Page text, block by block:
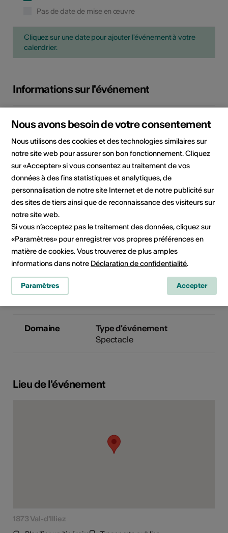
Pas de date de mise en œuvre
Cliquez sur une date pour ajouter l'événement à votre
calendrier.
Informations sur l'événement
Localisation
Les lieux varient selon les
dates
1873 Val-d'Illiez
Organisateur
Champéry Tourisme
Rue du Village 54
1874 Champéry
+41 (0)24 479 05 50
Cet événement a été annoncé
via la plateformeguidle.com
vous avez des question sur
l'événement, veuillez contacter
l'organisateur ou l'office du
Domaine
Type d'événement
Spectacle
Lieu de l'événement
1873 Val-d'Illiez
Nous avons besoin de votre consentement
Nous utilisons des cookies et des technologies similaires sur
notre site web pour assurer son bon fonctionnement. Cliquez
sur «Accepter» si vous consentez au traitement de vos
données à des fins statistiques et analytiques, de
personnalisation de notre site Internet et de notre publicité sur
des sites de tiers ainsi que de reconnaissance des visiteurs sur
notre site web.
Si vous n’acceptez pas le traitement des données, cliquez sur
«Paramètres» pour enregistrer vos propres préférences en
matière de cookies. Vous trouverez de plus amples
informations dans notre Déclaration de confidentialité.
Paramètres Accepter